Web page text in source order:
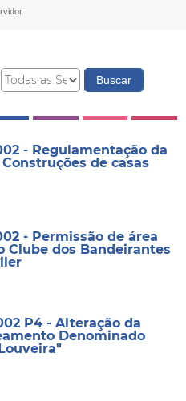
- Regulamentação da
Construções de casas
- Permissão de área
Clube dos Bandeirantes
P4 - Alteração da
Denominado